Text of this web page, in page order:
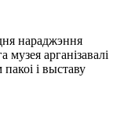
нараджэння
музея арганізавалі
і выставу